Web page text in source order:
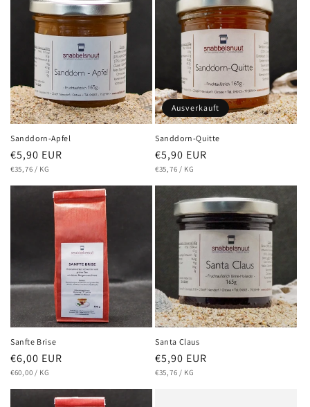
Sanddorn-Apfel
Normaler
Preis
€5,90 EUR
GRUNDPREIS
€35,76 / PRO
KG
Ausverkauft
Sanddorn-Quitte
Normaler
Preis
€5,90 EUR
GRUNDPREIS
€35,76 / PRO
KG
Sanfte Brise
Normaler
Preis
€6,00 EUR
GRUNDPREIS
€60,00 / PRO
KG
Santa Claus
Normaler
Preis
€5,90 EUR
GRUNDPREIS
€35,76 / PRO
KG